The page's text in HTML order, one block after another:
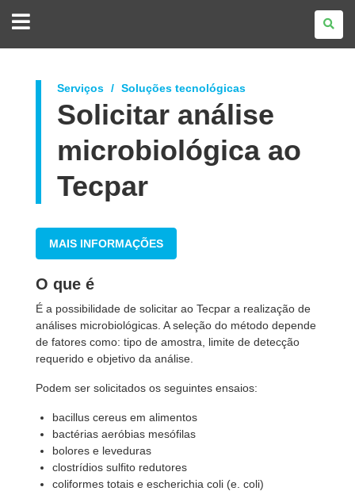
DO
Serviços Soluções tecnológicas
Solicitar análise
microbiológica ao
Tecpar
MAIS INFORMAÇÕES
O que é
É a possibilidade de solicitar ao Tecpar a realização de
análises microbiológicas. A seleção do método depende
de fatores como: tipo de amostra, limite de detecção
requerido e objetivo da análise.
Podem ser solicitados os seguintes ensaios:
bacillus cereus em alimentos
bactérias aeróbias mesófilas
bolores e leveduras
clostrídios sulfito redutores
coliformes totais e escherichia coli (e. coli)